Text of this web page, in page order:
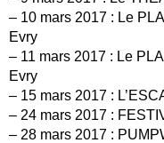
– 10 mars 2017 : Le
Evry
– 11 mars 2017 : Le
Evry
– 15 mars 2017 :
– 24 mars 2017 :
– 28 mars 2017 :